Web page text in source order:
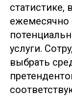
статистике,
ежемесячно
услуги.
выбрать